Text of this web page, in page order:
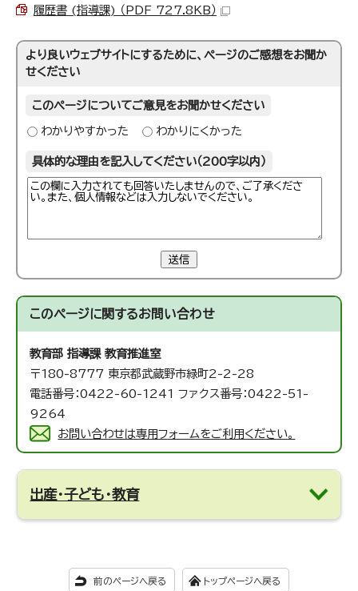
履歴書 (指導課) （PDF 727.8KB）
より良いウェブサイトにするために、ページのご感想をお聞か
せください
このページについてご意見をお聞かせください
わかりやすかった わかりにくかった
具体的な理由を記入してください（200字以内）
送信
このページに関するお問い合わせ
教育部 指導課 教育推進室
〒180-8777 東京都武蔵野市緑町2-2-28
電話番号：0422-60-1241 ファクス番号：0422-51-
9264
お問い合わせは専用フォームをご利用ください。
出産・子ども・教育
前のページへ戻る トップページへ戻る